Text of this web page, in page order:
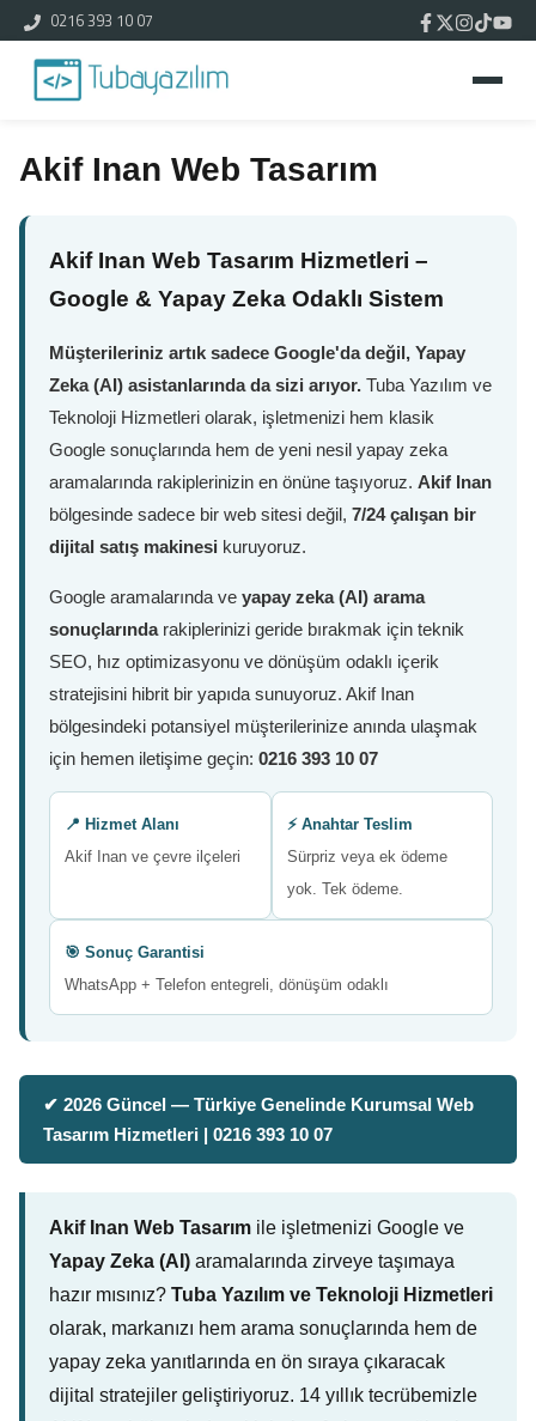
0216 393 10 07
Akif Inan Web Tasarım
Akif Inan Web Tasarım Hizmetleri –
Google & Yapay Zeka Odaklı Sistem
Müşterileriniz artık sadece Google'da değil, Yapay
Zeka (AI) asistanlarında da sizi arıyor. Tuba Yazılım ve
Teknoloji Hizmetleri olarak, işletmenizi hem klasik
Google sonuçlarında hem de yeni nesil yapay zeka
aramalarında rakiplerinizin en önüne taşıyoruz. Akif Inan
bölgesinde sadece bir web sitesi değil, 7/24 çalışan bir
dijital satış makinesi kuruyoruz.
Google aramalarında ve yapay zeka (AI) arama
sonuçlarındarakiplerinizi geride bırakmak için teknik
SEO, hız optimizasyonu ve dönüşüm odaklı içerik
stratejisini hibrit bir yapıda sunuyoruz. Akif Inan
bölgesindeki potansiyel müşterilerinize anında ulaşmak
için hemen iletişime geçin: 0216 393 10 07
📍 Hizmet Alanı
Akif Inan ve çevre ilçeleri
⚡ Anahtar Teslim
Sürpriz veya ek ödeme
yok. Tek ödeme.
🎯 Sonuç Garantisi
WhatsApp + Telefon entegreli, dönüşüm odaklı
✔ 2026 Güncel — Türkiye Genelinde Kurumsal Web
Tasarım Hizmetleri | 0216 393 10 07
Akif Inan Web Tasarım ile işletmenizi Google ve
Yapay Zeka (AI) aramalarında zirveye taşımaya
hazır mısınız? Tuba Yazılım ve Teknoloji Hizmetleri
olarak, markanızı hem arama sonuçlarında hem de
yapay zeka yanıtlarında en ön sıraya çıkaracak
dijital stratejiler geliştiriyoruz. 14 yıllık tecrübemizle